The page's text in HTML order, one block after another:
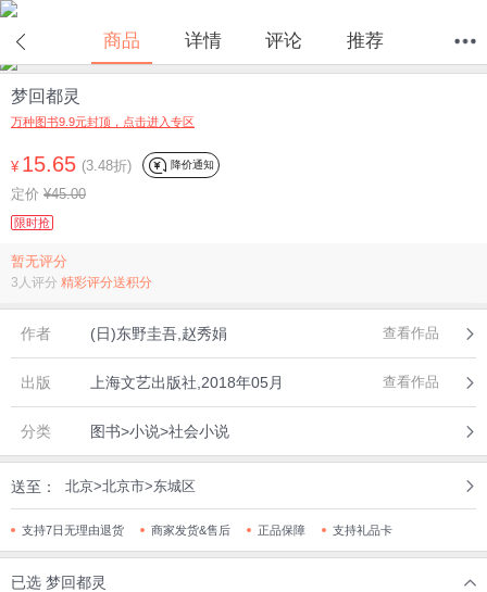
商品 详情 评论 推荐
首页
梦回都灵
万种图书9.9元封顶，点击进入专区
¥ 15.65 (3.48折) 降价通知
定价 ¥45.00
限时抢
暂无评分
3人评分 精彩评分送积分
作者 (日)东野圭吾,赵秀娟 查看作品
出版 上海文艺出版社,2018年05月 查看作品
分类 图书>小说>社会小说
送至： 北京>北京市>东城区
支持7日无理由退货 商家发货&售后 正品保障 支持礼品卡
已选 梦回都灵